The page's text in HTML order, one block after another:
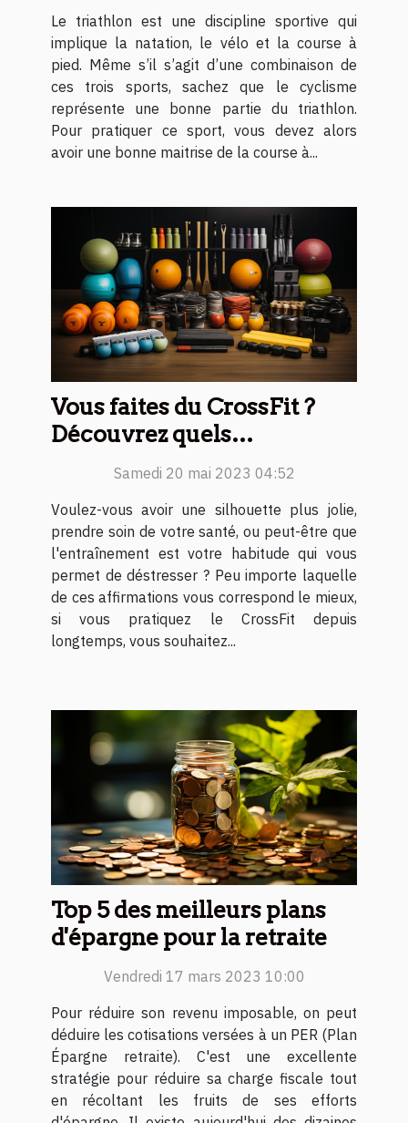
Le triathlon est une discipline sportive qui
implique la natation, le vélo et la course à
pied. Même s’il s’agit d’une combinaison de
ces trois sports, sachez que le cyclisme
représente une bonne partie du triathlon.
Pour pratiquer ce sport, vous devez alors
avoir une bonne maitrise de la course à...
Vous faites du CrossFit ?
Découvrez quels
accessoires choisir
Samedi 20 mai 2023 04:52
Voulez-vous avoir une silhouette plus jolie,
prendre soin de votre santé, ou peut-être que
l'entraînement est votre habitude qui vous
permet de déstresser ? Peu importe laquelle
de ces affirmations vous correspond le mieux,
si vous pratiquez le CrossFit depuis
longtemps, vous souhaitez...
Top 5 des meilleurs plans
d'épargne pour la retraite
Vendredi 17 mars 2023 10:00
Pour réduire son revenu imposable, on peut
déduire les cotisations versées à un PER (Plan
Épargne retraite). C'est une excellente
stratégie pour réduire sa charge fiscale tout
en récoltant les fruits de ses efforts